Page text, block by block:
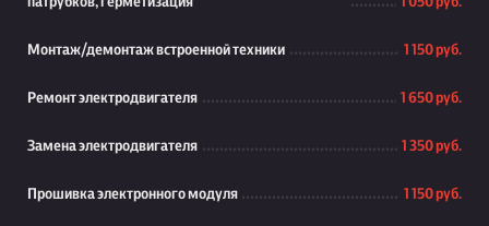
Монтаж/демонтаж встроенной техники 1 150 руб.
Ремонт электродвигателя 1 650 руб.
Замена электродвигателя 1 350 руб.
Прошивка электронного модуля 1 150 руб.